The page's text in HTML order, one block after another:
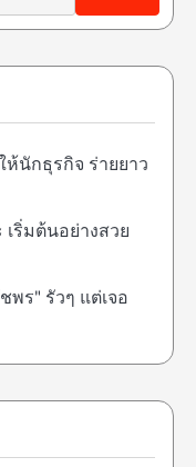
นักธุรกิจ ร่ายยาว
ริ่มต้นอย่างสวย
ร" รัวๆ แต่เจอ